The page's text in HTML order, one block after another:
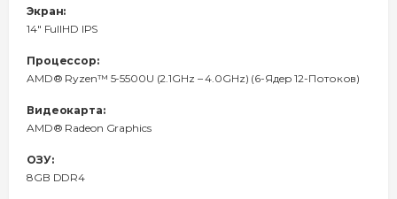
Экран:
14" FullHD IPS
Процессор:
AMD® Ryzen™ 5-5500U (2.1GHz – 4.0GHz) (6-Ядeр 12-Потоков)
Видеокарта:
AMD® Radeon Graphics
ОЗУ:
8GB DDR4